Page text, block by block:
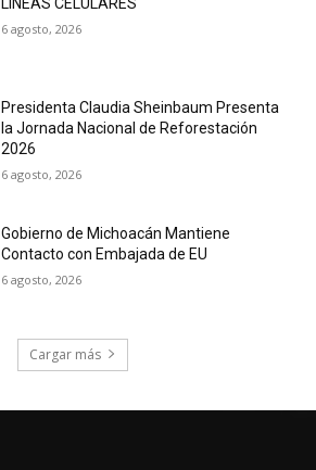
6 agosto, 2026
Presidenta Claudia Sheinbaum Presenta
la Jornada Nacional de Reforestación
2026
6 agosto, 2026
Gobierno de Michoacán Mantiene
Contacto con Embajada de EU
6 agosto, 2026
Cargar más